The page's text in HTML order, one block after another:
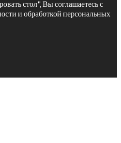
стол", Вы соглашаетесь с
и обработкой персональных